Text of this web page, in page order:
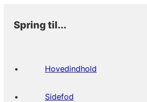
Spring til...
Hovedindhold
Sidefod